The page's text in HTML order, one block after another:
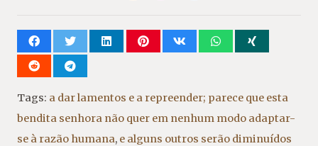
Tags: a dar lamentos e a repreender; parece que esta
bendita senhora não quer em nenhum modo adaptar-
se à razão humana, e alguns outros serão diminuídos